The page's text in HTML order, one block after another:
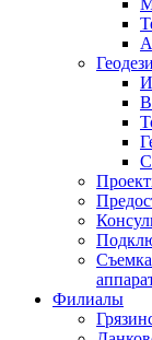
Филиалы